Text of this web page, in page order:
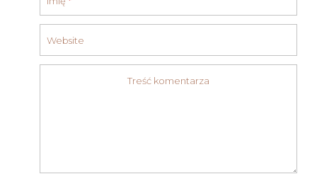
Website
Treść komentarza